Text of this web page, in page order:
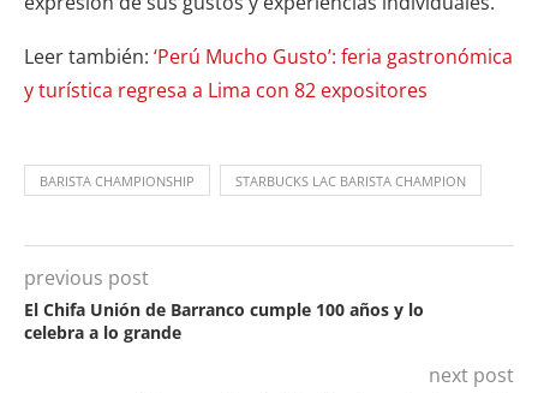
Leer también: ‘Perú Mucho Gusto’: feria gastronómica
y turística regresa a Lima con 82 expositores
BARISTA CHAMPIONSHIP STARBUCKS LAC BARISTA CHAMPION
previous post
El Chifa Unión de Barranco cumple 100 años y lo
celebra a lo grande
next post